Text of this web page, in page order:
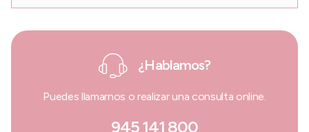
¿Hablamos?
Puedes llamarnos o realizar una consulta online.
945 141 800